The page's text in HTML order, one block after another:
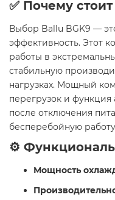
✅ Почему
Выбор Ballu BGK9 —
эффективность. Этот
работы в
стабильную
нагрузках. Мощный
перегрузок и функция
после отключения
бесперебойную
⚙️
Мощность